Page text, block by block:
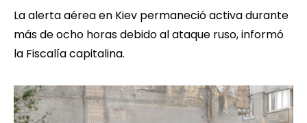
La alerta aérea en Kiev permaneció activa durante
más de ocho horas debido al ataque ruso, informó
la Fiscalía capitalina.